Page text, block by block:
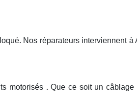
Nos réparateurs interviennent
motorisés . Que ce soit un